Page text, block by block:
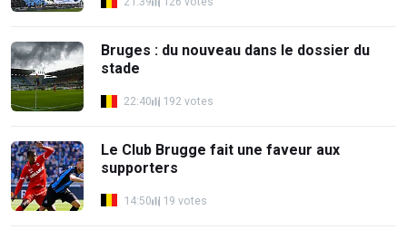
Bruges : du nouveau dans le dossier du
stade
22:40 192 votes
Le Club Brugge fait une faveur aux
supporters
14:50 19 votes